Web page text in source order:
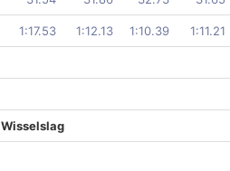
1:17.53 1:12.13 1:10.39 1:11.21
Wisselslag